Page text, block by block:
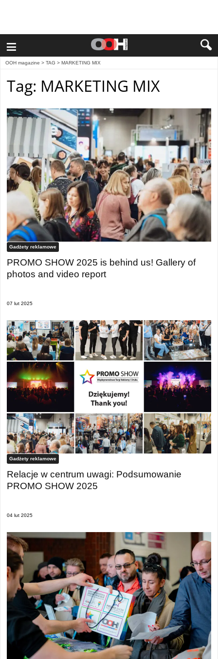
≡
OOH magazine > TAG > MARKETING MIX
Tag: MARKETING MIX
Gadżety reklamowe
PROMO SHOW 2025 is behind us! Gallery of
photos and video report
07 lut 2025
Gadżety reklamowe
Relacje w centrum uwagi: Podsumowanie
PROMO SHOW 2025
04 lut 2025